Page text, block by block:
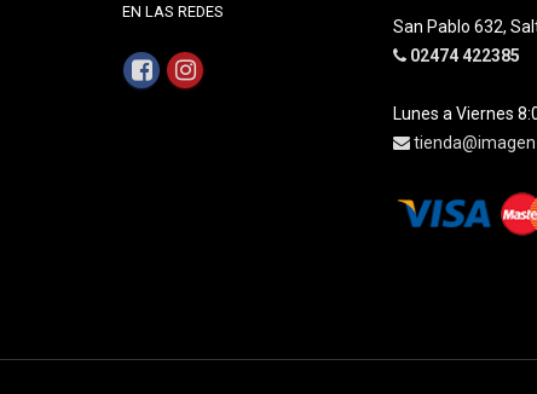
EN LAS REDES
San Pablo 632,
02474 422385
Lunes a Viernes